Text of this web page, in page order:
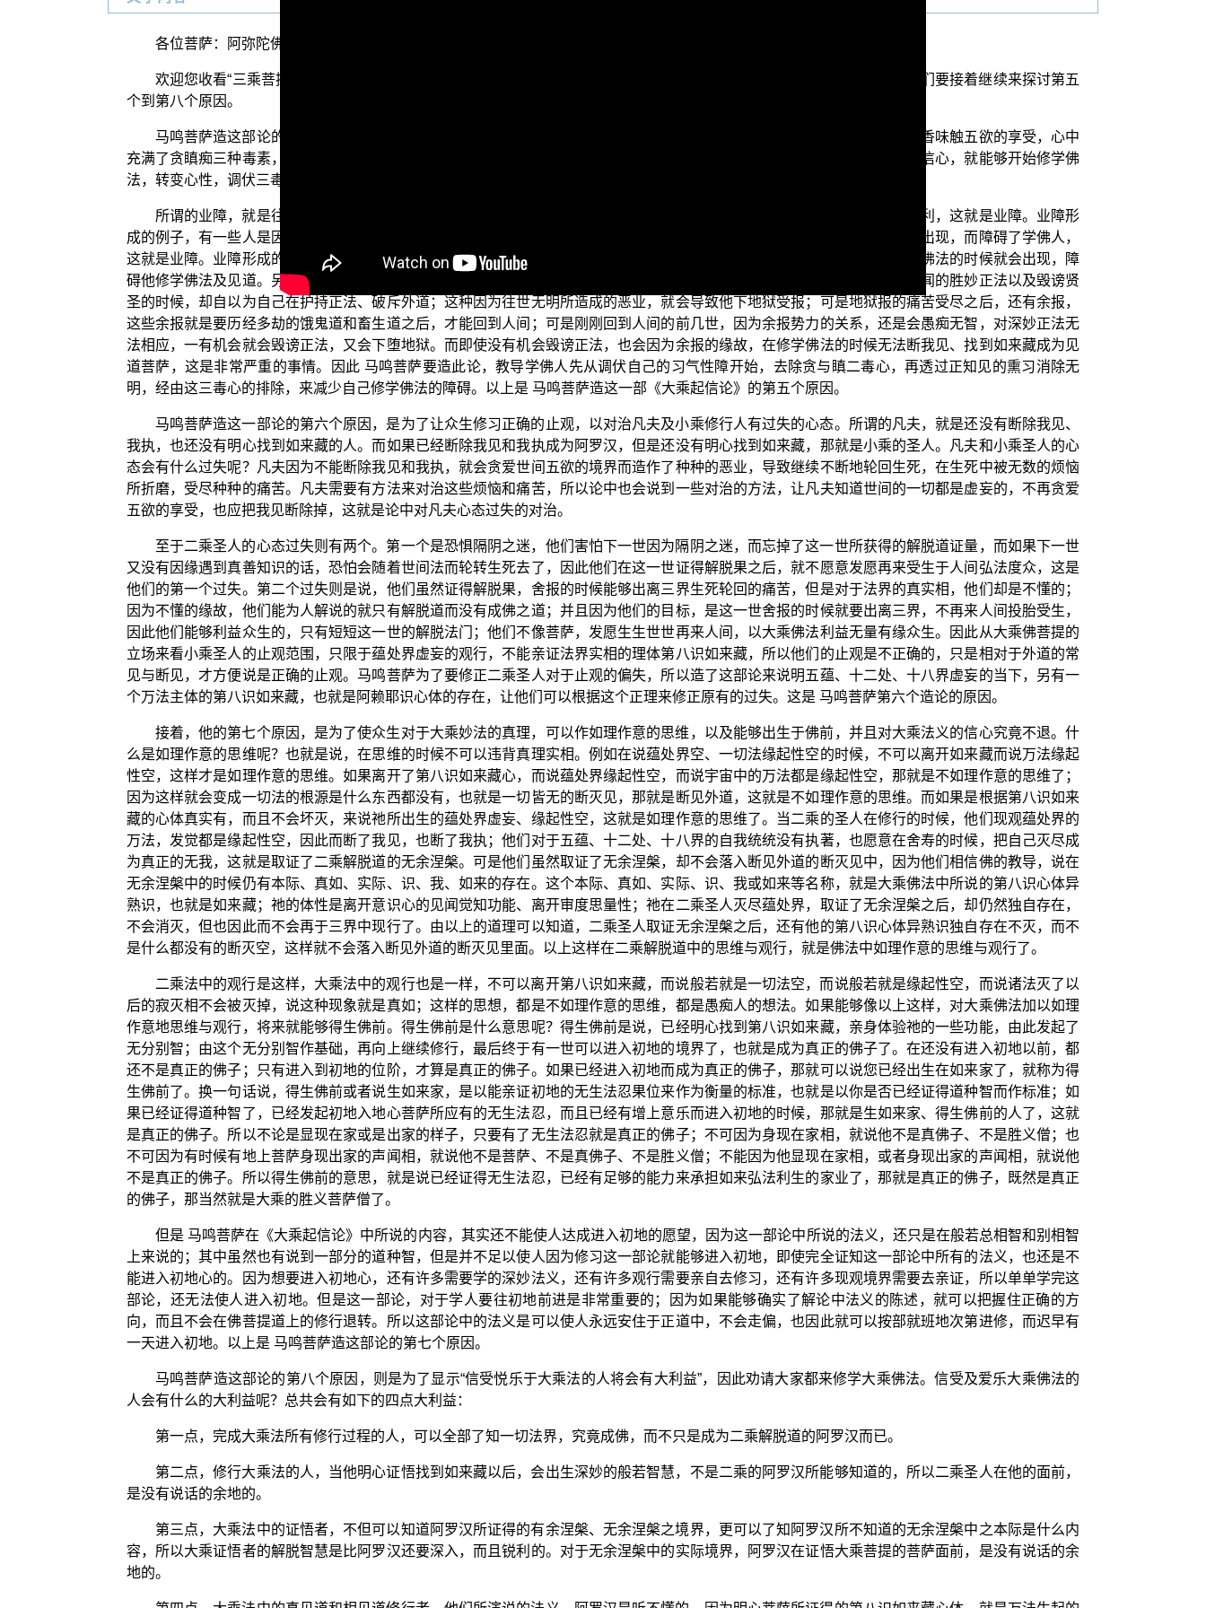
各位菩萨：阿弥陀佛！
欢迎您收看“三乘菩提之入门起信”。在上一次的节目当中，我们探讨了 马鸣菩萨造《大乘起信论》的第四个原因，今天我们要接着继续来探讨第五
个到第八个原因。
马鸣菩萨造这部论的第五个原因，是为了使众生消除业障，调伏自心、远离三毒。众生从过去无量世以来，为了追逐色声香味触五欲的享受，心中
充满了贪瞋痴三种毒素，而不断地造作种种的恶业。如果众生能够透过对于《大乘起信论》的如实理解，对佛法僧三宝产生了信心，就能够开始修学佛
法，转变心性，调伏三毒心，业障也会因此而渐渐减少。
所谓的业障，就是往世所造的种种恶业，导致今生及未来世在修学佛法的过程中会有种种的障碍，让自己学法的过程不顺利，这就是业障。业障形
成的例子，有一些人是因为往世在色声香等六尘万法中起了贪心，而造了恶业；这些恶业的果报，在今生修学佛法的时候就会出现，而障碍了学佛人，
这就是业障。业障形成的另一种例子，也有一些人在往世其实本性不坏，只是因为一时气愤造了恶业，这恶业的种子在他修学佛法的时候就会出现，障
碍他修学佛法及见道。另外也有一些人，是因为往世被无明所笼罩，帮助别人毁谤贤圣、破坏正法；当他正在帮人破坏前所未闻的胜妙正法以及毁谤贤
圣的时候，却自以为自己在护持正法、破斥外道；这种因为往世无明所造成的恶业，就会导致他下地狱受报；可是地狱报的痛苦受尽之后，还有余报，
这些余报就是要历经多劫的饿鬼道和畜生道之后，才能回到人间；可是刚刚回到人间的前几世，因为余报势力的关系，还是会愚痴无智，对深妙正法无
法相应，一有机会就会毁谤正法，又会下堕地狱。而即使没有机会毁谤正法，也会因为余报的缘故，在修学佛法的时候无法断我见、找到如来藏成为见
道菩萨，这是非常严重的事情。因此 马鸣菩萨要造此论，教导学佛人先从调伏自己的习气性障开始，去除贪与瞋二毒心，再透过正知见的熏习消除无
明，经由这三毒心的排除，来减少自己修学佛法的障碍。以上是 马鸣菩萨造这一部《大乘起信论》的第五个原因。
马鸣菩萨造这一部论的第六个原因，是为了让众生修习正确的止观，以对治凡夫及小乘修行人有过失的心态。所谓的凡夫，就是还没有断除我见、
我执，也还没有明心找到如来藏的人。而如果已经断除我见和我执成为阿罗汉，但是还没有明心找到如来藏，那就是小乘的圣人。凡夫和小乘圣人的心
态会有什么过失呢？凡夫因为不能断除我见和我执，就会贪爱世间五欲的境界而造作了种种的恶业，导致继续不断地轮回生死，在生死中被无数的烦恼
所折磨，受尽种种的痛苦。凡夫需要有方法来对治这些烦恼和痛苦，所以论中也会说到一些对治的方法，让凡夫知道世间的一切都是虚妄的，不再贪爱
五欲的享受，也应把我见断除掉，这就是论中对凡夫心态过失的对治。
至于二乘圣人的心态过失则有两个。第一个是恐惧隔阴之迷，他们害怕下一世因为隔阴之迷，而忘掉了这一世所获得的解脱道证量，而如果下一世
又没有因缘遇到真善知识的话，恐怕会随着世间法而轮转生死去了，因此他们在这一世证得解脱果之后，就不愿意发愿再来受生于人间弘法度众，这是
他们的第一个过失。第二个过失则是说，他们虽然证得解脱果，舍报的时候能够出离三界生死轮回的痛苦，但是对于法界的真实相，他们却是不懂的；
因为不懂的缘故，他们能为人解说的就只有解脱道而没有成佛之道；并且因为他们的目标，是这一世舍报的时候就要出离三界，不再来人间投胎受生，
因此他们能够利益众生的，只有短短这一世的解脱法门；他们不像菩萨，发愿生生世世再来人间，以大乘佛法利益无量有缘众生。因此从大乘佛菩提的
立场来看小乘圣人的止观范围，只限于蕴处界虚妄的观行，不能亲证法界实相的理体第八识如来藏，所以他们的止观是不正确的，只是相对于外道的常
见与断见，才方便说是正确的止观。马鸣菩萨为了要修正二乘圣人对于止观的偏失，所以造了这部论来说明五蕴、十二处、十八界虚妄的当下，另有一
个万法主体的第八识如来藏，也就是阿赖耶识心体的存在，让他们可以根据这个正理来修正原有的过失。这是 马鸣菩萨第六个造论的原因。
接着，他的第七个原因，是为了使众生对于大乘妙法的真理，可以作如理作意的思维，以及能够出生于佛前，并且对大乘法义的信心究竟不退。什
么是如理作意的思维呢？也就是说，在思维的时候不可以违背真理实相。例如在说蕴处界空、一切法缘起性空的时候，不可以离开如来藏而说万法缘起
性空，这样才是如理作意的思维。如果离开了第八识如来藏心，而说蕴处界缘起性空，而说宇宙中的万法都是缘起性空，那就是不如理作意的思维了；
因为这样就会变成一切法的根源是什么东西都没有，也就是一切皆无的断灭见，那就是断见外道，这就是不如理作意的思维。而如果是根据第八识如来
藏的心体真实有，而且不会坏灭，来说祂所出生的蕴处界虚妄、缘起性空，这就是如理作意的思维了。当二乘的圣人在修行的时候，他们现观蕴处界的
万法，发觉都是缘起性空，因此而断了我见，也断了我执；他们对于五蕴、十二处、十八界的自我统统没有执著，也愿意在舍寿的时候，把自己灭尽成
为真正的无我，这就是取证了二乘解脱道的无余涅槃。可是他们虽然取证了无余涅槃，却不会落入断见外道的断灭见中，因为他们相信佛的教导，说在
无余涅槃中的时候仍有本际、真如、实际、识、我、如来的存在。这个本际、真如、实际、识、我或如来等名称，就是大乘佛法中所说的第八识心体异
熟识，也就是如来藏；祂的体性是离开意识心的见闻觉知功能、离开审度思量性；祂在二乘圣人灭尽蕴处界，取证了无余涅槃之后，却仍然独自存在，
不会消灭，但也因此而不会再于三界中现行了。由以上的道理可以知道，二乘圣人取证无余涅槃之后，还有他的第八识心体异熟识独自存在不灭，而不
是什么都没有的断灭空，这样就不会落入断见外道的断灭见里面。以上这样在二乘解脱道中的思维与观行，就是佛法中如理作意的思维与观行了。
二乘法中的观行是这样，大乘法中的观行也是一样，不可以离开第八识如来藏，而说般若就是一切法空，而说般若就是缘起性空，而说诸法灭了以
后的寂灭相不会被灭掉，说这种现象就是真如；这样的思想，都是不如理作意的思维，都是愚痴人的想法。如果能够像以上这样，对大乘佛法加以如理
作意地思维与观行，将来就能够得生佛前。得生佛前是什么意思呢？得生佛前是说，已经明心找到第八识如来藏，亲身体验祂的一些功能，由此发起了
无分别智；由这个无分别智作基础，再向上继续修行，最后终于有一世可以进入初地的境界了，也就是成为真正的佛子了。在还没有进入初地以前，都
还不是真正的佛子；只有进入到初地的位阶，才算是真正的佛子。如果已经进入初地而成为真正的佛子，那就可以说您已经出生在如来家了，就称为得
生佛前了。换一句话说，得生佛前或者说生如来家，是以能亲证初地的无生法忍果位来作为衡量的标准，也就是以你是否已经证得道种智而作标准；如
果已经证得道种智了，已经发起初地入地心菩萨所应有的无生法忍，而且已经有增上意乐而进入初地的时候，那就是生如来家、得生佛前的人了，这就
是真正的佛子。所以不论是显现在家或是出家的样子，只要有了无生法忍就是真正的佛子；不可因为身现在家相，就说他不是真佛子、不是胜义僧；也
不可因为有时候有地上菩萨身现出家的声闻相，就说他不是菩萨、不是真佛子、不是胜义僧；不能因为他显现在家相，或者身现出家的声闻相，就说他
不是真正的佛子。所以得生佛前的意思，就是说已经证得无生法忍，已经有足够的能力来承担如来弘法利生的家业了，那就是真正的佛子，既然是真正
的佛子，那当然就是大乘的胜义菩萨僧了。
但是 马鸣菩萨在《大乘起信论》中所说的内容，其实还不能使人达成进入初地的愿望，因为这一部论中所说的法义，还只是在般若总相智和别相智
上来说的；其中虽然也有说到一部分的道种智，但是并不足以使人因为修习这一部论就能够进入初地，即使完全证知这一部论中所有的法义，也还是不
能进入初地心的。因为想要进入初地心，还有许多需要学的深妙法义，还有许多观行需要亲自去修习，还有许多现观境界需要去亲证，所以单单学完这
部论，还无法使人进入初地。但是这一部论，对于学人要往初地前进是非常重要的；因为如果能够确实了解论中法义的陈述，就可以把握住正确的方
向，而且不会在佛菩提道上的修行退转。所以这部论中的法义是可以使人永远安住于正道中，不会走偏，也因此就可以按部就班地次第进修，而迟早有
一天进入初地。以上是 马鸣菩萨造这部论的第七个原因。
马鸣菩萨造这部论的第八个原因，则是为了显示“信受悦乐于大乘法的人将会有大利益”，因此劝请大家都来修学大乘佛法。信受及爱乐大乘佛法的
人会有什么的大利益呢？总共会有如下的四点大利益：
第一点，完成大乘法所有修行过程的人，可以全部了知一切法界，究竟成佛，而不只是成为二乘解脱道的阿罗汉而已。
第二点，修行大乘法的人，当他明心证悟找到如来藏以后，会出生深妙的般若智慧，不是二乘的阿罗汉所能够知道的，所以二乘圣人在他的面前，
是没有说话的余地的。
第三点，大乘法中的证悟者，不但可以知道阿罗汉所证得的有余涅槃、无余涅槃之境界，更可以了知阿罗汉所不知道的无余涅槃中之本际是什么内
容，所以大乘证悟者的解脱智慧是比阿罗汉还要深入，而且锐利的。对于无余涅槃中的实际境界，阿罗汉在证悟大乘菩提的菩萨面前，是没有说话的余
地的。